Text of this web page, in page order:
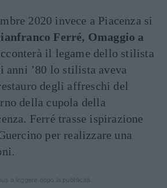
2020 invece a Piacenza si
Ferré, Omaggio a
il legame dello stilista
anni ’80 lo stilista aveva
degli affreschi del
della cupola della
Ferré trasse ispirazione
per realizzare una